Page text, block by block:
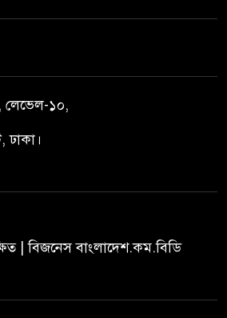
লেভেল-১০,
ঢাকা।
| বিজনেস বাংলাদেশ.কম.বিডি